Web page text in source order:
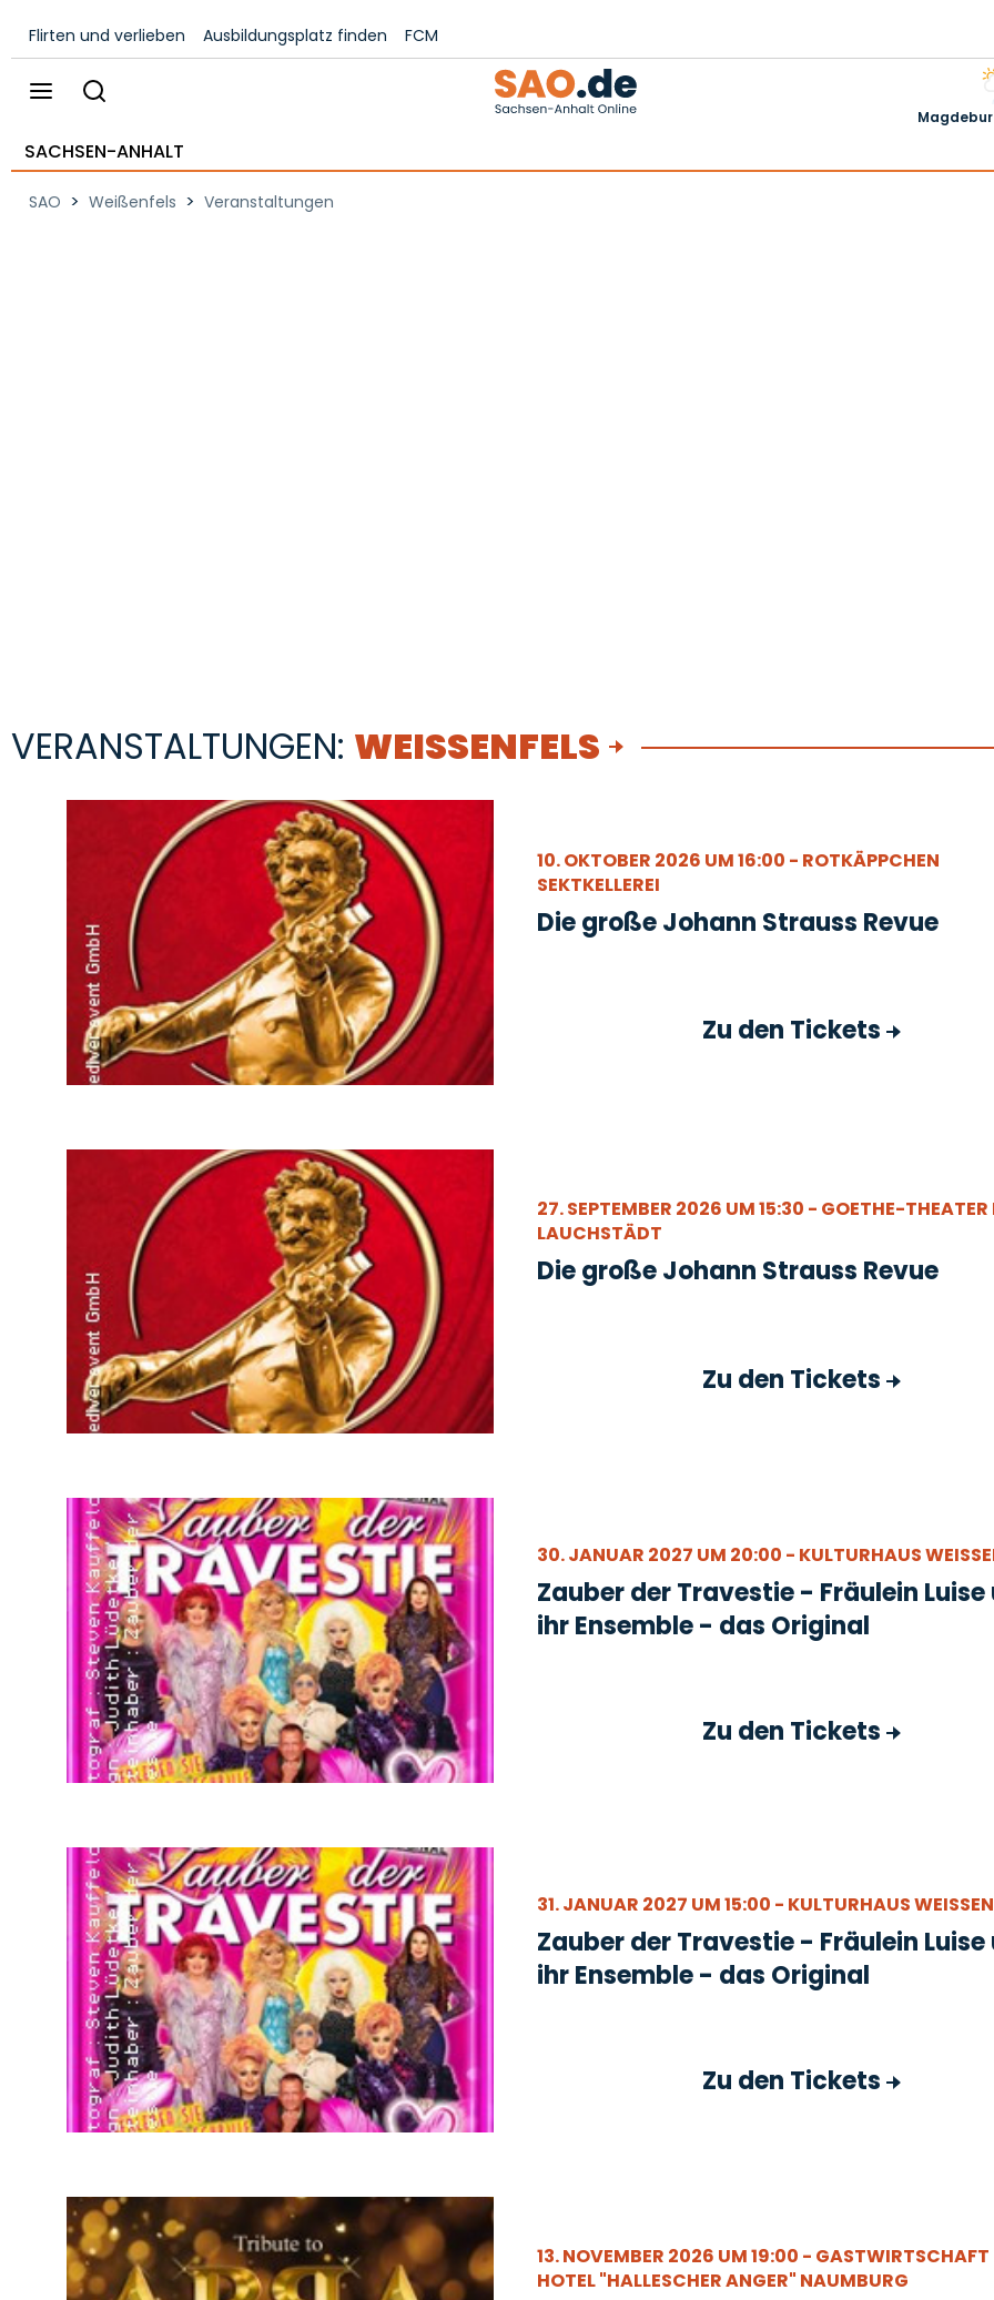
Flirten und verlieben Ausbildungsplatz finden FCM
SACHSEN-ANHALT
SAO > Weißenfels > Veranstaltungen
VERANSTALTUNGEN: WEISSENFELS
10. OKTOBER 2026 UM 16:00 - ROTKÄPPCHEN
SEKTKELLEREI
Die große Johann Strauss Revue
Zu den Tickets
27. SEPTEMBER 2026 UM 15:30 - GOETHE-THEATER
LAUCHSTÄDT
Die große Johann Strauss Revue
Zu den Tickets
30. JANUAR 2027 UM 20:00 - KULTURHAUS
Zauber der Travestie - Fräulein Luise
ihr Ensemble - das Original
Zu den Tickets
31. JANUAR 2027 UM 15:00 - KULTURHAUS
Zauber der Travestie - Fräulein Luise
ihr Ensemble - das Original
Zu den Tickets
13. NOVEMBER 2026 UM 19:00 - GASTWIRTSCHAFT
HOTEL "HALLESCHER ANGER" NAUMBURG